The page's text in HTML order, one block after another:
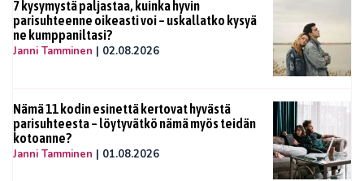
7 kysymystä paljastaa, kuinka hyvin
parisuhteenne oikeasti voi – uskallatko kysyä
ne kumppaniltasi?
Janni Tamminen | 02.08.2026
Nämä 11 kodin esinettä kertovat hyvästä
parisuhteesta – löytyvätkö nämä myös teidän
kotoanne?
Janni Tamminen | 01.08.2026